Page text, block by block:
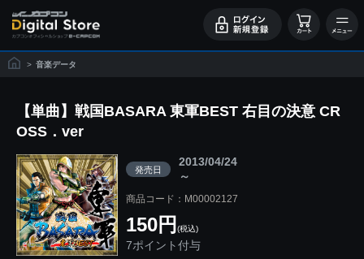
> 音楽データ
【単曲】戦国BASARA 東軍BEST 右目の決意 CR
OSS．ver
発売日
2013/04/24
～
商品コード：M00002127
150円 (税込)
7ポイント付与